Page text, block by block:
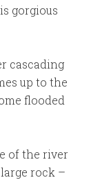
gorgious
cascading
up to the
flooded
of the river
rock –